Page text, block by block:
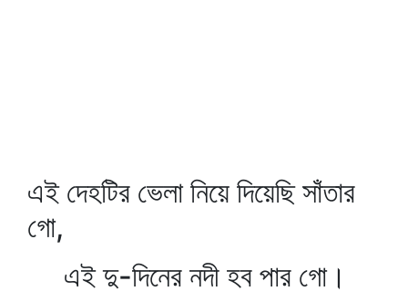
এই দেহটির ভেলা নিয়ে দিয়েছি সাঁতার
গো,
এই দু-দিনের নদী হব পার গো।